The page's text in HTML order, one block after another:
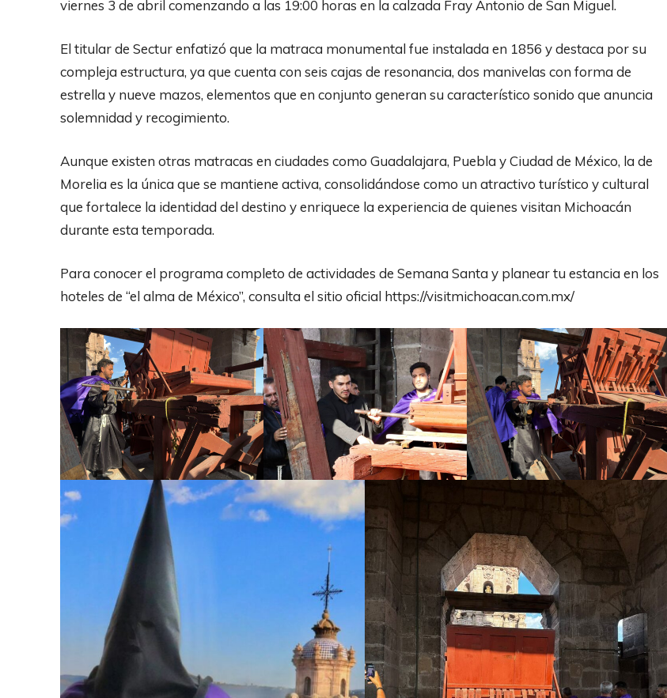
viernes 3 de abril comenzando a las 19:00 horas en la calzada Fray Antonio de San Miguel.
El titular de Sectur enfatizó que la matraca monumental fue instalada en 1856 y destaca por su
compleja estructura, ya que cuenta con seis cajas de resonancia, dos manivelas con forma de
estrella y nueve mazos, elementos que en conjunto generan su característico sonido que anuncia
solemnidad y recogimiento.
Aunque existen otras matracas en ciudades como Guadalajara, Puebla y Ciudad de México, la de
Morelia es la única que se mantiene activa, consolidándose como un atractivo turístico y cultural
que fortalece la identidad del destino y enriquece la experiencia de quienes visitan Michoacán
durante esta temporada.
Para conocer el programa completo de actividades de Semana Santa y planear tu estancia en los
hoteles de “el alma de México”, consulta el sitio oficial https://visitmichoacan.com.mx/